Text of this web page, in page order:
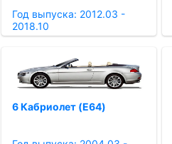
Год выпуска: 2012.03 -
2018.10
6 Кабриолет (E64)